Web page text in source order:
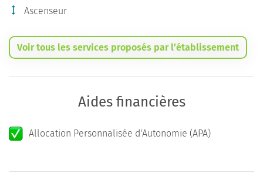
Ascenseur
Voir tous les services proposés par l’établissement
Aides financières
Allocation Personnalisée d'Autonomie (APA)